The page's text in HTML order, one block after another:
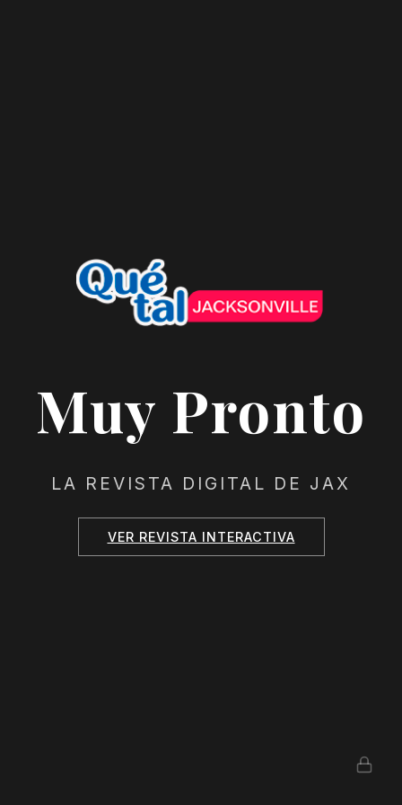
Muy Pronto
LA REVISTA DIGITAL DE JAX
VER REVISTA INTERACTIVA